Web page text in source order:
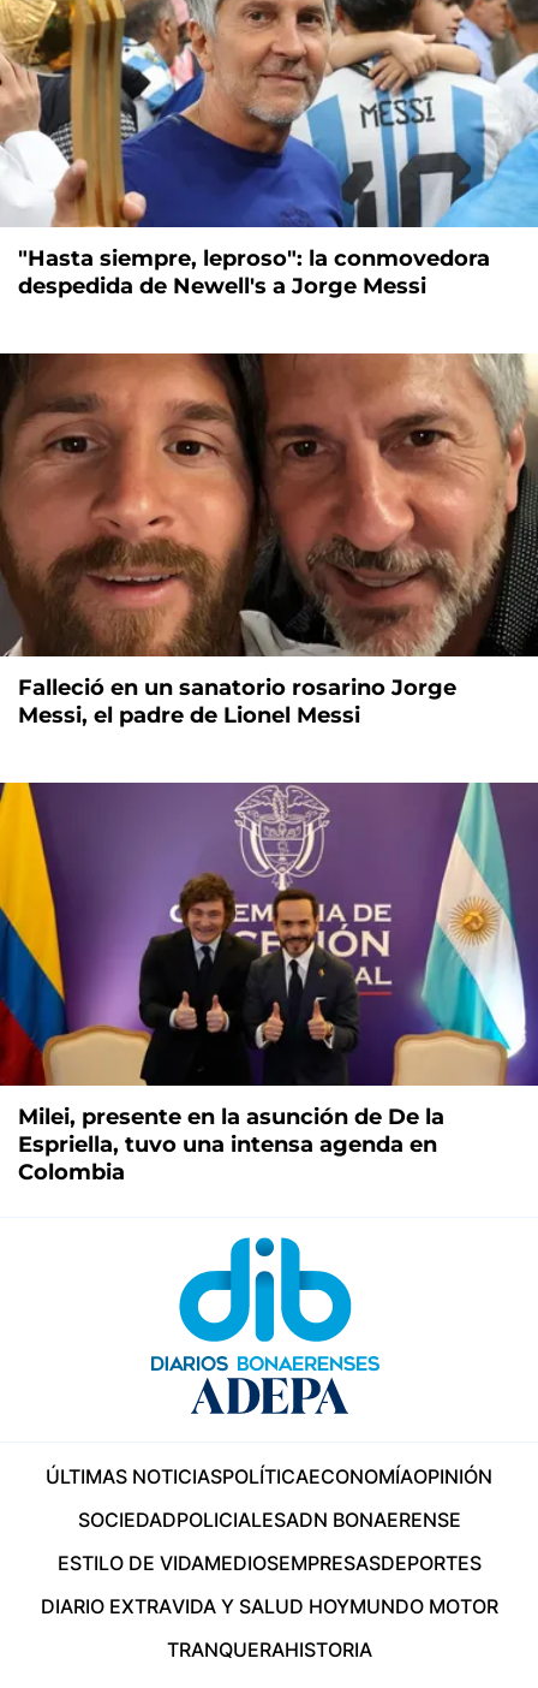
"Hasta siempre, leproso": la conmovedora
despedida de Newell's a Jorge Messi
Falleció en un sanatorio rosarino Jorge
Messi, el padre de Lionel Messi
Milei, presente en la asunción de De la
Espriella, tuvo una intensa agenda en
Colombia
ÚLTIMAS NOTICIASPOLÍTICAECONOMÍAOPINIÓN
SOCIEDADPOLICIALESADN BONAERENSE
ESTILO DE VIDAMEDIOSEMPRESASDEPORTES
DIARIO EXTRAVIDA Y SALUD HOYMUNDO MOTOR
TRANQUERAHISTORIA